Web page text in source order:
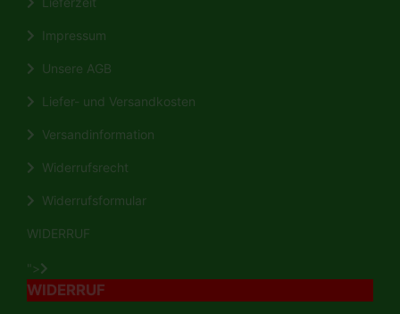
Impressum
Unsere AGB
Liefer- und Versandkosten
Versandinformation
Widerrufsrecht
Widerrufsformular
WIDERRUF
">
WIDERRUF